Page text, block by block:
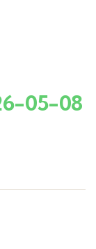
05-08